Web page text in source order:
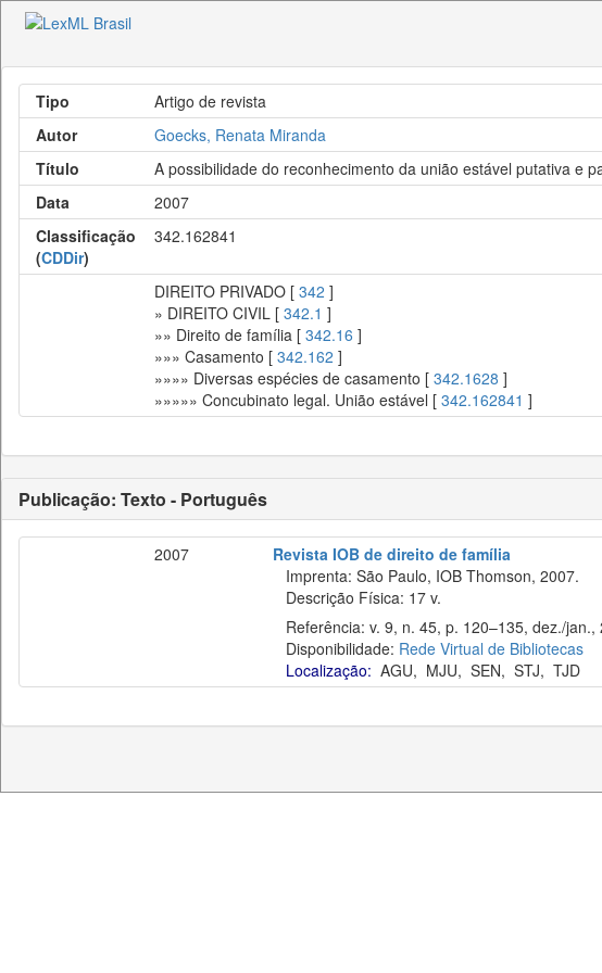
Tipo
Artigo de revista
Autor
Goecks, Renata Miranda
Título
A possibilidade do reconhecimento da união estável putativa e
Data
2007
Classificação
(CDDir)
342.162841
DIREITO PRIVADO [ 342 ]
» DIREITO CIVIL [ 342.1 ]
»» Direito de família [ 342.16 ]
»»» Casamento [ 342.162 ]
»»»» Diversas espécies de casamento [ 342.1628 ]
»»»»» Concubinato legal. União estável [ 342.162841 ]
Publicação: Texto - Português
2007
Revista IOB de direito de família
Imprenta: São Paulo, IOB Thomson, 2007.
Descrição Física: 17 v.
Referência: v. 9, n. 45, p. 120–135, dez./jan.,
Disponibilidade: Rede Virtual de Bibliotecas
Localização: AGU, MJU, SEN, STJ, TJD